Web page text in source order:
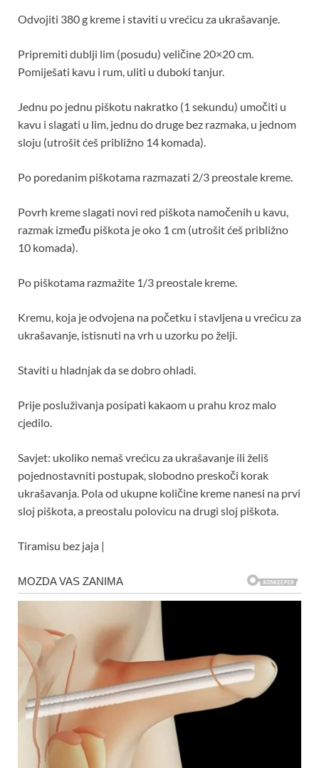
Odvojiti 380 g kreme i staviti u vrećicu za ukrašavanje.
Pripremiti dublji lim (posudu) veličine 20×20 cm.
Pomiješati kavu i rum, uliti u duboki tanjur.
Jednu po jednu piškotu nakratko (1 sekundu) umočiti u
kavu i slagati u lim, jednu do druge bez razmaka, u jednom
sloju (utrošit ćeš približno 14 komada).
Po poredanim piškotama razmazati 2/3 preostale kreme.
Povrh kreme slagati novi red piškota namočenih u kavu,
razmak između piškota je oko 1 cm (utrošit ćeš približno
10 komada).
Po piškotama razmažite 1/3 preostale kreme.
Kremu, koja je odvojena na početku i stavljena u vrećicu za
ukrašavanje, istisnuti na vrh u uzorku po želji.
Staviti u hladnjak da se dobro ohladi.
Prije posluživanja posipati kakaom u prahu kroz malo
cjedilo.
Savjet: ukoliko nemaš vrećicu za ukrašavanje ili želiš
pojednostavniti postupak, slobodno preskoči korak
ukrašavanja. Pola od ukupne količine kreme nanesi na prvi
sloj piškota, a preostalu polovicu na drugi sloj piškota.
Tiramisu bez jaja |